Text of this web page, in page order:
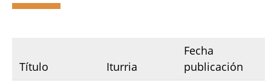
Título Iturria
Fecha
publicación